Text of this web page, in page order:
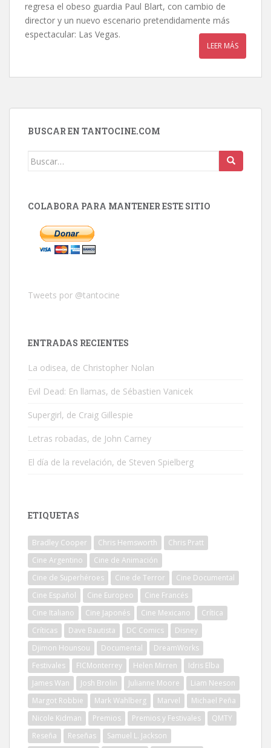
regresa el obeso guardia Paul Blart, con cambio de
director y un nuevo escenario pretendidamente más
espectacular: Las Vegas.
LEER MÁS
BUSCAR EN TANTOCINE.COM
Buscar:
COLABORA PARA MANTENER ESTE SITIO
Tweets por @tantocine
ENTRADAS RECIENTES
La odisea, de Christopher Nolan
Evil Dead: En llamas, de Sébastien Vanicek
Supergirl, de Craig Gillespie
Letras robadas, de John Carney
El día de la revelación, de Steven Spielberg
ETIQUETAS
Bradley Cooper Chris Hemsworth
Chris Pratt
Cine Argentino
Cine de Animación
Cine de Superhéroes
Cine de Terror
Cine Documental
Cine Español
Cine Europeo
Cine Francés
Cine Italiano
Cine Japonés Cine Mexicano
Crítica
Críticas
Dave Bautista DC Comics
Disney
Djimon Hounsou
Documental
DreamWorks
Festivales
FICMonterrey Helen Mirren
Idris Elba
James Wan
Josh Brolin Julianne Moore
Liam Neeson
Margot Robbie
Mark Wahlberg Marvel
Michael Peña
Nicole Kidman
Premios Premios y Festivales
QMTY
Reseña
Reseñas Samuel L. Jackson